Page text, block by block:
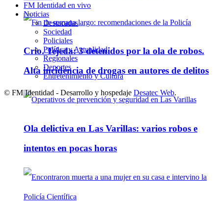
Crio. Tejeda: 3 detenidos por la ola de robos.
Alta incidencia de drogas en autores de delitos
Ola delictiva en Las Varillas: varios robos e
intentos en pocas horas
FM Identidad en vivo
Noticias
Destacadas
Sociedad
Policiales
Política y Actualidad
Regionales
Deportes
Entretenimiento y Cultura
© FM Identidad - Desarrollo y hospedaje Desatec Web.